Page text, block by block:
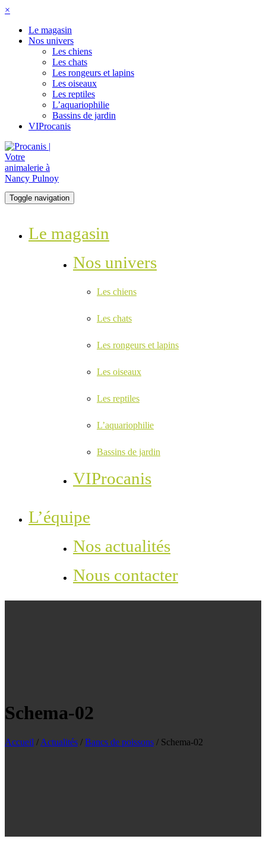
×
Le magasin
Nos univers
Les chiens
Les chats
Les rongeurs et lapins
Les oiseaux
Les reptiles
L’aquariophilie
Bassins de jardin
VIProcanis
Toggle navigation
Le magasin
Nos univers
Les chiens
Les chats
Les rongeurs et lapins
Les oiseaux
Les reptiles
L’aquariophilie
Bassins de jardin
VIProcanis
L’équipe
Nos actualités
Nous contacter
Schema-02
Accueil / Actualités / Bancs de poissons / Schema-02